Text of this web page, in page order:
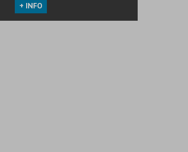
+ INFO